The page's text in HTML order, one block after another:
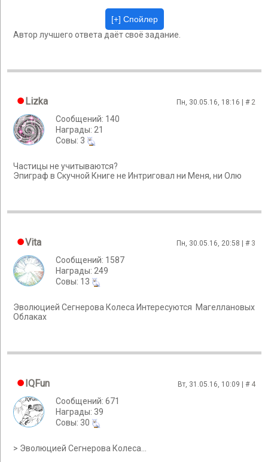
Автор лучшего ответа даёт своё задание.
Lizka Пн, 30.05.16, 18:16 | # 2
Сообщений: 140
Награды: 21
Cовы: 3
Частицы не учитываются?
Эпиграф в Скучной Книге не Интриговал ни Меня, ни Олю
Vita Пн, 30.05.16, 20:58 | # 3
Сообщений: 1587
Награды: 249
Cовы: 13
Эволюцией Сегнерова Колеса Интересуются Магеллановых
Облаках
IQFun Вт, 31.05.16, 10:09 | # 4
Сообщений: 671
Награды: 39
Cовы: 30
> Эволюцией Сегнерова Колеса...